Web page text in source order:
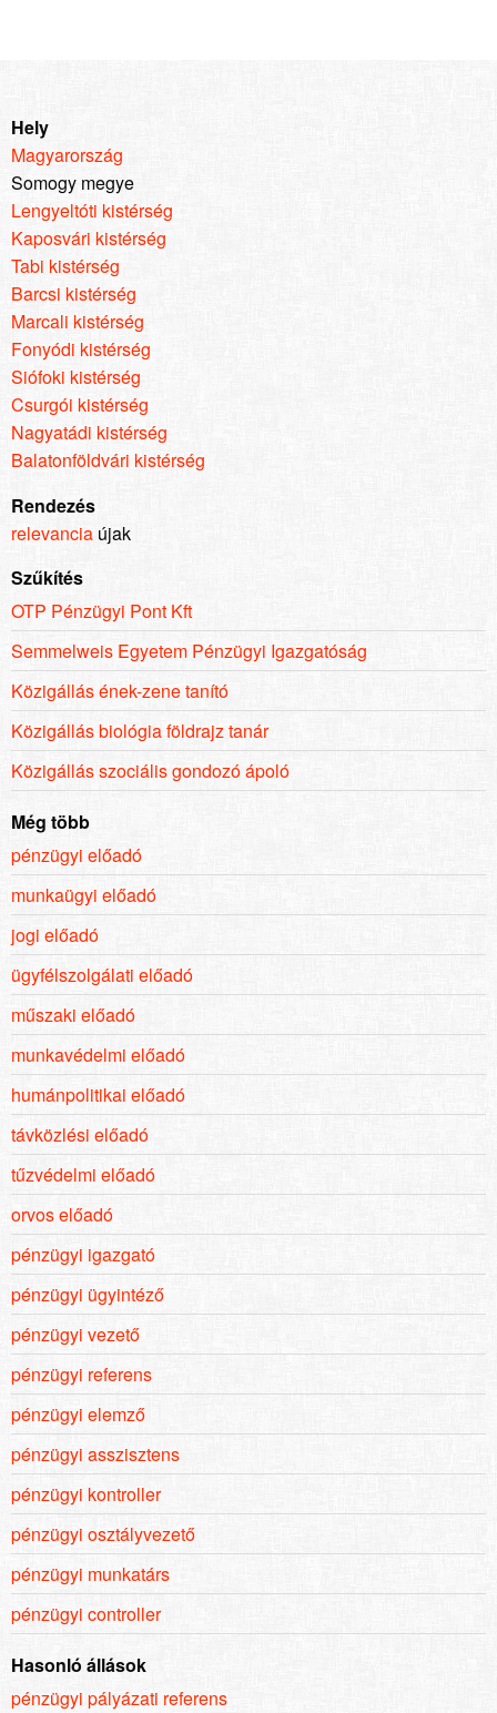
Hely
Magyarország
Somogy megye
Lengyeltóti kistérség
Kaposvári kistérség
Tabi kistérség
Barcsi kistérség
Marcali kistérség
Fonyódi kistérség
Siófoki kistérség
Csurgói kistérség
Nagyatádi kistérség
Balatonföldvári kistérség
Rendezés
relevancia újak
Szűkítés
OTP Pénzügyi Pont Kft
Semmelweis Egyetem Pénzügyi Igazgatóság
Közigállás ének-zene tanító
Közigállás biológia földrajz tanár
Közigállás szociális gondozó ápoló
Még több
pénzügyi előadó
munkaügyi előadó
jogi előadó
ügyfélszolgálati előadó
műszaki előadó
munkavédelmi előadó
humánpolitikai előadó
távközlési előadó
tűzvédelmi előadó
orvos előadó
pénzügyi igazgató
pénzügyi ügyintéző
pénzügyi vezető
pénzügyi referens
pénzügyi elemző
pénzügyi asszisztens
pénzügyi kontroller
pénzügyi osztályvezető
pénzügyi munkatárs
pénzügyi controller
Hasonló állások
pénzügyi pályázati referens